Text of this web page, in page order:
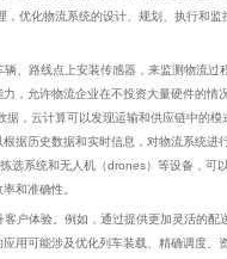
，优化物流系统的设计、规划、执行和
、路线点上安装传感器，来监测物流过
，允许物流企业在不投资大量硬件的情
据，云计算可以发现运输和供应链中的
据历史数据和实时信息，对物流系统进
系统和无人机（drones）等设备，可
和准确性。
户体验。例如，通过提供更加灵活的配
用可能涉及优化列车装载、精确调度、